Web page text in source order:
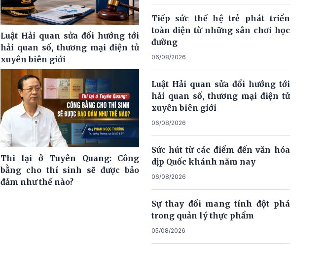
Luật Hải quan sửa đổi hướng tới
hải quan số, thương mại điện tử
xuyên biên giới
Thi lại ở Tuyên Quang: Công
bằng cho thí sinh sẽ được bảo
đảm như thế nào?
Tiếp sức thế hệ trẻ phát triển
toàn diện từ những sân chơi học
đường
06/08/2026
Luật Hải quan sửa đổi hướng tới
hải quan số, thương mại điện tử
xuyên biên giới
06/08/2026
Sức hút từ các điểm đến văn hóa
dịp Quốc khánh năm nay
06/08/2026
Sự thay đổi mang tính đột phá
trong quản lý thực phẩm
05/08/2026